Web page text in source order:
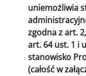
uniemożliwia
zgodna z art.
art. 64 ust. 1 i
stanowisko
(całość w